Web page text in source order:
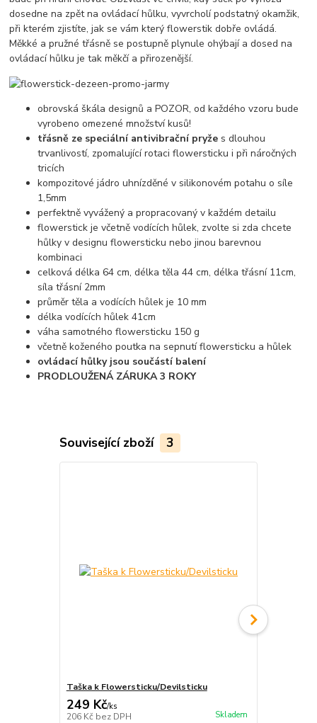
dosedne na zpět na ovládací hůlku, vyvrcholí podstatný okamžik,
při kterém zjistíte, jak se vám který flowerstik dobře ovládá.
Měkké a pružné třásně se postupně plynule ohýbají a dosed na
ovládací hůlku je tak měkčí a přirozenější.
obrovská škála designů a POZOR, od každého vzoru bude
vyrobeno omezené množství kusů!
třásně ze speciální antivibrační pryže s dlouhou
trvanlivostí, zpomalující rotaci flowersticku i při náročných
tricích
kompozitové jádro uhnízděné v silikonovém potahu o síle
1,5mm
perfektně vyvážený a propracovaný v každém detailu
flowerstick je včetně vodících hůlek, zvolte si zda chcete
hůlky v designu flowersticku nebo jinou barevnou
kombinaci
celková délka 64 cm, délka těla 44 cm, délka třásní 11cm,
síla třásní 2mm
průměr těla a vodících hůlek je 10 mm
délka vodících hůlek 41cm
váha samotného flowersticku 150 g
včetně koženého poutka na sepnutí flowersticku a hůlek
ovládací hůlky jsou součástí balení
PRODLOUŽENÁ ZÁRUKA 3 ROKY
Související zboží 3
Taška k Flowersticku/Devilsticku
249 Kč/ks
206 Kč bez DPH Skladem